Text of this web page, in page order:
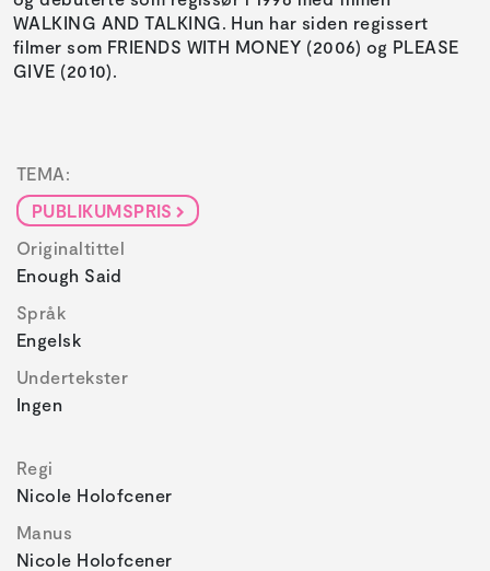
WALKING AND TALKING. Hun har siden regissert
filmer som FRIENDS WITH MONEY (2006) og PLEASE
GIVE (2010).
TEMA:
PUBLIKUMSPRIS
Originaltittel
Enough Said
Språk
Engelsk
Undertekster
Ingen
Regi
Nicole Holofcener
Manus
Nicole Holofcener